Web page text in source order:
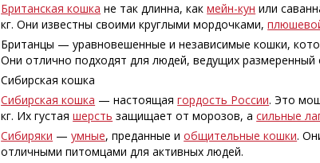
Британская кошка не так длинна, какмейн-кун или
кг. Они известны своими круглыми мордочками,
Британцы — уравновешенные и независимые кошки,
Они отлично подходят для людей, ведущих размеренный
Сибирская кошка
Сибирская кошка — настоящаягордость России. Это
кг. Их густаяшерсть защищает от морозов, асильные
Сибиряки —умные, преданные иобщительные кошки.
отличными питомцами для активных людей.